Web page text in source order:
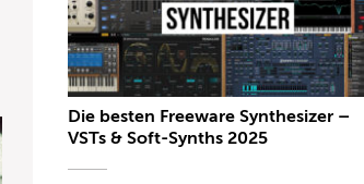
Die besten Freeware Synthesizer –
VSTs & Soft-Synths 2025